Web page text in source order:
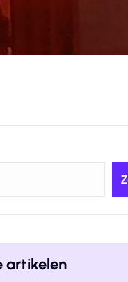
artikelen